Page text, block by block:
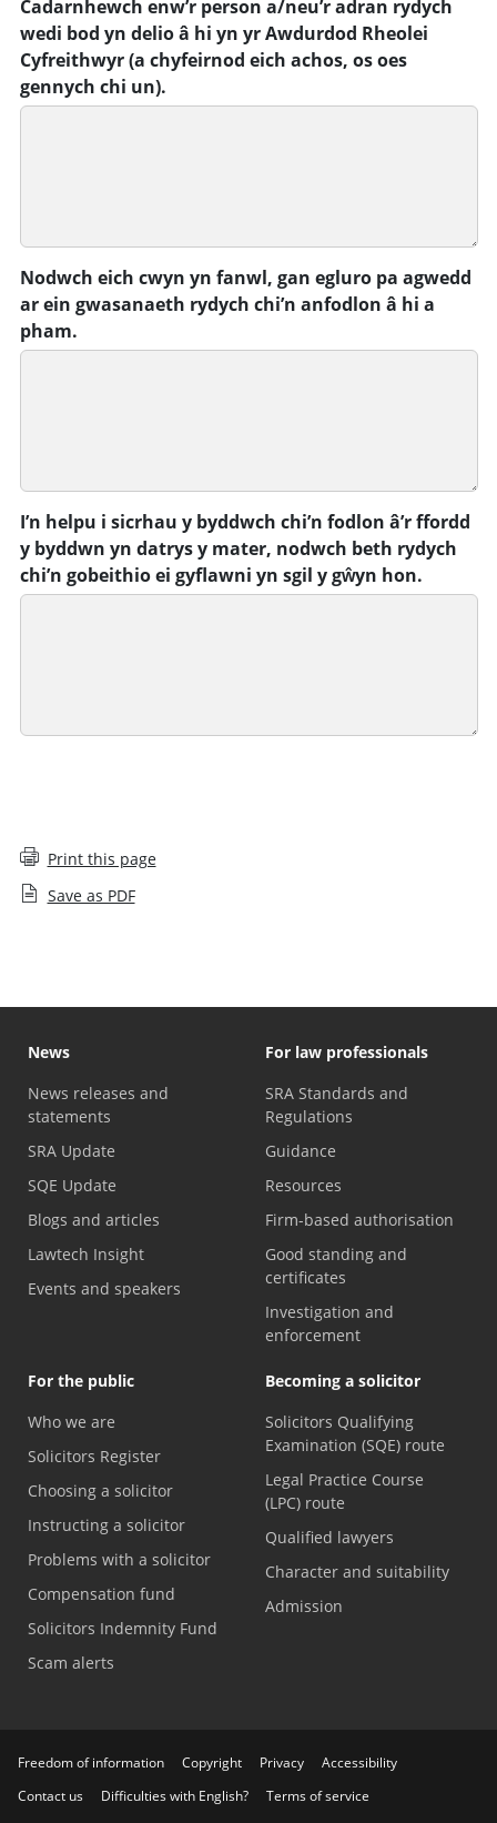
Cadarnhewch enw’r person a/neu’r adran rydych
wedi bod yn delio â hi yn yr Awdurdod Rheolei
Cyfreithwyr (a chyfeirnod eich achos, os oes
gennych chi un).
Nodwch eich cwyn yn fanwl, gan egluro pa agwedd
ar ein gwasanaeth rydych chi’n anfodlon â hi a
pham.
I’n helpu i sicrhau y byddwch chi’n fodlon â’r ffordd
y byddwn yn datrys y mater, nodwch beth rydych
chi’n gobeithio ei gyflawni yn sgil y gŵyn hon.
Print this page
Save as PDF
News
News releases and
statements
SRA Update
SQE Update
Blogs and articles
Lawtech Insight
Events and speakers
For law professionals
SRA Standards and
Regulations
Guidance
Resources
Firm-based authorisation
Good standing and
certificates
Investigation and
enforcement
For the public
Who we are
Solicitors Register
Choosing a solicitor
Instructing a solicitor
Problems with a solicitor
Compensation fund
Solicitors Indemnity Fund
Scam alerts
Becoming a solicitor
Solicitors Qualifying
Examination (SQE) route
Legal Practice Course
(LPC) route
Qualified lawyers
Character and suitability
Admission
Freedom of information Copyright Privacy
Accessibility
Contact us
Difficulties with English?
Terms of service